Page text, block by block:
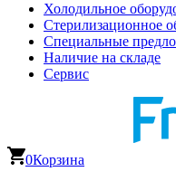
Холодильное
Стерилизационное
Специальные
Наличие на складе
Сервис
0Корзина